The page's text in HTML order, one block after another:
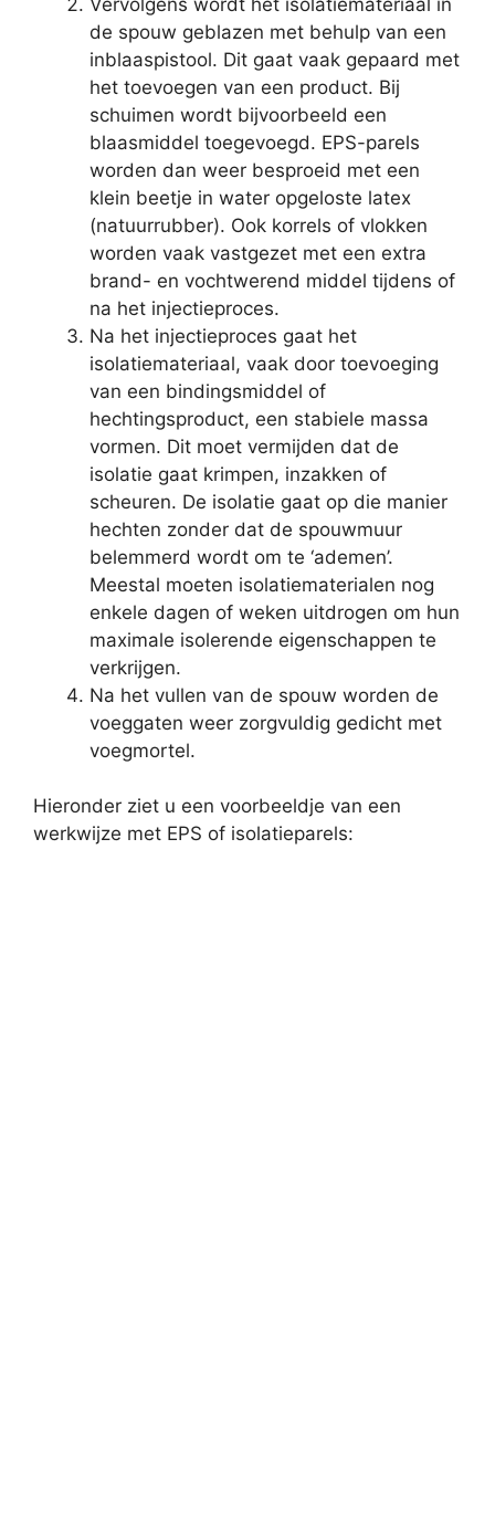
de spouw geblazen met behulp van een
inblaaspistool. Dit gaat vaak gepaard met
het toevoegen van een product. Bij
schuimen wordt bijvoorbeeld een
blaasmiddel toegevoegd. EPS-parels
worden dan weer besproeid met een
klein beetje in water opgeloste latex
(natuurrubber). Ook korrels of vlokken
worden vaak vastgezet met een extra
brand- en vochtwerend middel tijdens of
na het injectieproces.
Na het injectieproces gaat het
isolatiemateriaal, vaak door toevoeging
van een bindingsmiddel of
hechtingsproduct, een stabiele massa
vormen. Dit moet vermijden dat de
isolatie gaat krimpen, inzakken of
scheuren. De isolatie gaat op die manier
hechten zonder dat de spouwmuur
belemmerd wordt om te ‘ademen’.
Meestal moeten isolatiematerialen nog
enkele dagen of weken uitdrogen om hun
maximale isolerende eigenschappen te
verkrijgen.
Na het vullen van de spouw worden de
voeggaten weer zorgvuldig gedicht met
voegmortel.
Hieronder ziet u een voorbeeldje van een
werkwijze met EPS of isolatieparels: